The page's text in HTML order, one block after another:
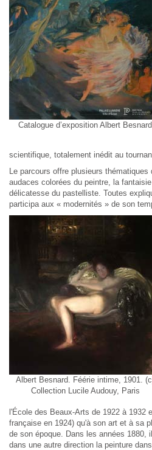
Catalogue d’exposition Albert Besnard
scientifique, totalement inédit au
Le parcours offre plusieurs
audaces colorées du peintre, la
délicatesse du pastelliste. Toutes
participa aux « modernités » de son
Albert Besnard. Féérie intime, 1901.
Collection Lucile Audouy, Paris
l'École des Beaux-Arts de 1922 à 1932
française en 1924) qu'à son art et à sa
de son époque. Dans les années 1880,
dans une autre direction la peinture